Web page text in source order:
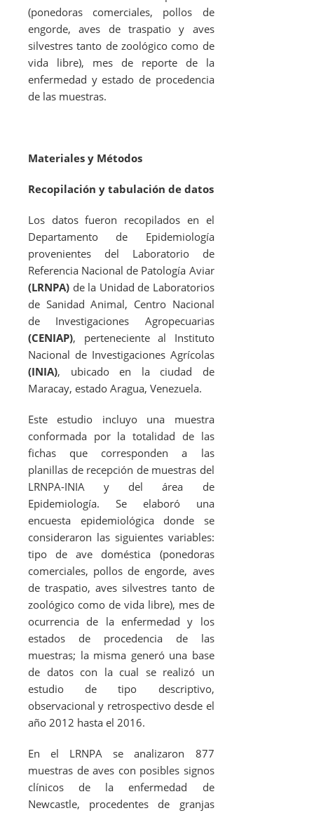
(ponedoras comerciales, pollos de
engorde, aves de traspatio y aves
silvestres tanto de zoológico como de
vida libre), mes de reporte de la
enfermedad y estado de procedencia
de las muestras.
Materiales y Métodos
Recopilación y tabulación de datos
Los datos fueron recopilados en el
Departamento de Epidemiología
provenientes del Laboratorio de
Referencia Nacional de Patología Aviar
(LRNPA) de la Unidad de Laboratorios
de Sanidad Animal, Centro Nacional
de Investigaciones Agropecuarias
(CENIAP), perteneciente al Instituto
Nacional de Investigaciones Agrícolas
(INIA), ubicado en la ciudad de
Maracay, estado Aragua, Venezuela.
Este estudio incluyo una muestra
conformada por la totalidad de las
fichas que corresponden a las
planillas de recepción de muestras del
LRNPA-INIA y del área de
Epidemiología. Se elaboró una
encuesta epidemiológica donde se
consideraron las siguientes variables:
tipo de ave doméstica (ponedoras
comerciales, pollos de engorde, aves
de traspatio, aves silvestres tanto de
zoológico como de vida libre), mes de
ocurrencia de la enfermedad y los
estados de procedencia de las
muestras; la misma generó una base
de datos con la cual se realizó un
estudio de tipo descriptivo,
observacional y retrospectivo desde el
año 2012 hasta el 2016.
En el LRNPA se analizaron 877
muestras de aves con posibles signos
clínicos de la enfermedad de
Newcastle, procedentes de granjas